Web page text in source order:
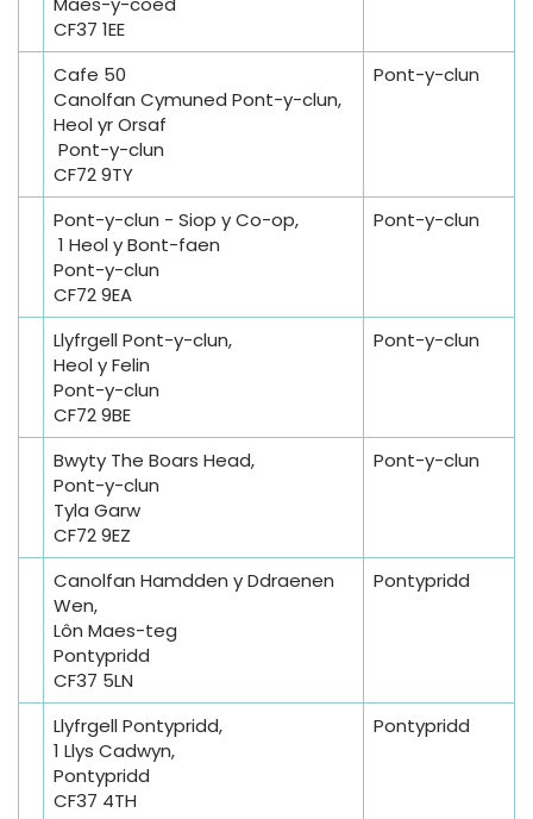
CF37 1EE
Cafe 50
Canolfan Cymuned Pont-y-clun,
Heol yr Orsaf
Pont-y-clun
CF72 9TY
Pont-y-clun
Pont-y-clun - Siop y Co-op,
1 Heol y Bont-faen
Pont-y-clun
CF72 9EA
Pont-y-clun
Llyfrgell Pont-y-clun,
Heol y Felin
Pont-y-clun
CF72 9BE
Pont-y-clun
Bwyty The Boars Head,
Pont-y-clun
Tyla Garw
CF72 9EZ
Pont-y-clun
Canolfan Hamdden y Ddraenen
Wen,
Lôn Maes-teg
Pontypridd
CF37 5LN
Pontypridd
Llyfrgell Pontypridd,
1 Llys Cadwyn,
Pontypridd
CF37 4TH
Pontypridd